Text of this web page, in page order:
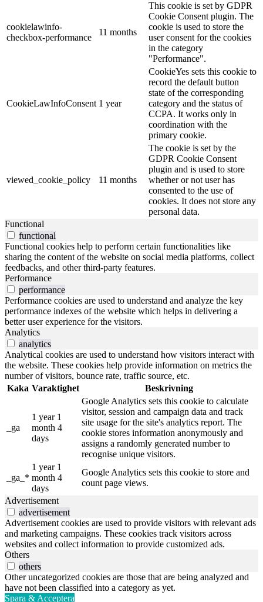
cookielawinfo-
checkbox-performance
11 months
This cookie is set by GDPR
Cookie Consent plugin. The
cookie is used to store the
user consent for the cookies
in the category
"Performance".
CookieLawInfoConsent 1 year
CookieYes sets this cookie to
record the default button
state of the corresponding
category and the status of
CCPA. It works only in
coordination with the
primary cookie.
viewed_cookie_policy 11 months
The cookie is set by the
GDPR Cookie Consent
plugin and is used to store
whether or not user has
consented to the use of
cookies. It does not store any
personal data.
Functional
functional
Functional cookies help to perform certain functionalities like
sharing the content of the website on social media platforms, collect
feedbacks, and other third-party features.
Performance
performance
Performance cookies are used to understand and analyze the key
performance indexes of the website which helps in delivering a
better user experience for the visitors.
Analytics
analytics
Analytical cookies are used to understand how visitors interact with
the website. These cookies help provide information on metrics the
number of visitors, bounce rate, traffic source, etc.
Kaka Varaktighet Beskrivning
_ga
1 year 1
month 4
days
Google Analytics sets this cookie to calculate
visitor, session and campaign data and track
site usage for the site's analytics report. The
cookie stores information anonymously and
assigns a randomly generated number to
recognise unique visitors.
_ga_*
1 year 1
month 4
days
Google Analytics sets this cookie to store and
count page views.
Advertisement
advertisement
Advertisement cookies are used to provide visitors with relevant ads
and marketing campaigns. These cookies track visitors across
websites and collect information to provide customized ads.
Others
others
Other uncategorized cookies are those that are being analyzed and
have not been classified into a category as yet.
Spara & Acceptera